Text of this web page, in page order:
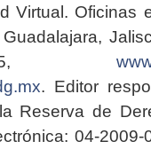
Virtual. Oficinas
. Editor
Reserva de
04-2009-